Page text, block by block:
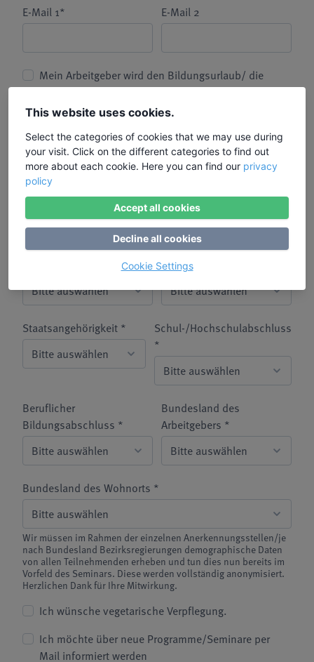
E-Mail 1* E-Mail 2
Mein Arbeitgeber wird den Bildungsurlaub/ die
Fortbildung bezahlen
Mein Arbeitgeber hat meiner
Freistellung zu diesem
Bildungsurlaub bereits
zugestimmt. *
Alter *
Status Erwerbstätigkeit *
Beschäftigungssektor *
Staatsangehörigkeit *
Schul-/Hochschulabschluss
*
Beruflicher
Bildungsabschluss *
Bundesland des
Arbeitgebers *
Bundesland des Wohnorts *
Wir müssen im Rahmen der einzelnen Anerkennungsstellen/je
nach Bundesland Bezirksregierungen demographische Daten
von allen Teilnehmenden erheben und tun dies nun bereits im
Vorfeld des Seminars. Diese werden vollständig anonymisiert.
Herzlichen Dank für Ihre Mitwirkung.
Ich wünsche vegetarische Verpflegung.
Ich möchte über neue Programme/Seminare per
Mail informiert werden
This website uses cookies.
Select the categories of cookies that we may use during
your visit. Click on the different categories to find out
more about each cookie. Here you can find our privacy
policy
Accept all cookies
Decline all cookies
Cookie Settings